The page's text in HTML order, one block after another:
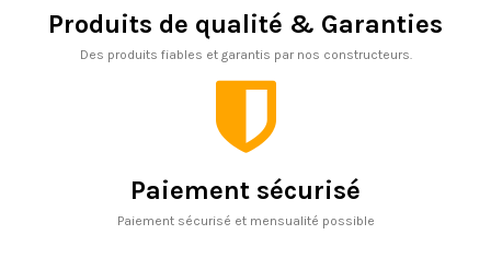
Produits de qualité & Garanties
Des produits fiables et garantis par nos constructeurs.
Paiement sécurisé
Paiement sécurisé et mensualité possible